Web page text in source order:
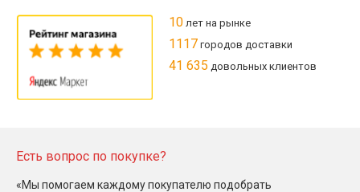
10 лет на рынке
1117 городов доставки
41 635 довольных клиентов
Есть вопрос по покупке?
«Мы помогаем каждому покупателю подобрать